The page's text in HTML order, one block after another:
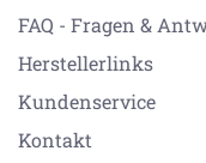
FAQ - Fragen &
Herstellerlinks
Kundenservice
Kontakt